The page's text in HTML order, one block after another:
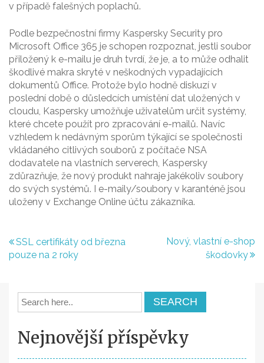
v případě falešných poplachů.
Podle bezpečnostní firmy Kaspersky Security pro
Microsoft Office 365 je schopen rozpoznat, jestli soubor
přiložený k e-mailu je druh tvrdí, že je, a to může odhalit
škodlivé makra skryté v neškodných vypadajících
dokumentů Office. Protože bylo hodně diskuzí v
poslední době o důsledcích umístění dat uložených v
cloudu, Kaspersky umožňuje uživatelům určit systémy,
které chcete použít pro zpracování e-mailů. Navíc
vzhledem k nedávným sporům týkající se společnosti
vkládaného citlivých souborů z počítače NSA
dodavatele na vlastních serverech, Kaspersky
zdůrazňuje, že nový produkt nahraje jakékoliv soubory
do svých systémů. I e-maily/soubory v karanténě jsou
uloženy v Exchange Online účtu zákazníka.
Navigace
pro
SSL certifikáty od března
pouze na 2 roky
Nový, vlastní e-shop
škodovky
Nejnovější příspěvky